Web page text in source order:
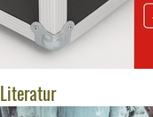
Literatur